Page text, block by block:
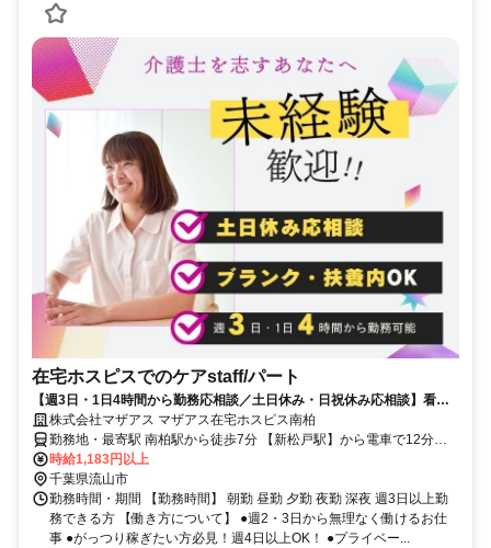
在宅ホスピスでのケアstaff/パート
【週3日・1日4時間から勤務応相談／土日休み・日祝休み応相談】看取
りスキルを深め、専門性を発揮。
株式会社マザアス マザアス在宅ホスピス南柏
勤務地・最寄駅 南柏駅から徒歩7分 【新松戸駅】から電車で12分
【柏駅】から徒歩48分
時給1,183円以上
千葉県流山市
勤務時間・期間 【勤務時間】 朝勤 昼勤 夕勤 夜勤 深夜 週3日以上勤
務できる方 【働き方について】 ●週2・3日から無理なく働けるお仕
事 ●がっつり稼ぎたい方必見！週4日以上OK！ ●プライベー...